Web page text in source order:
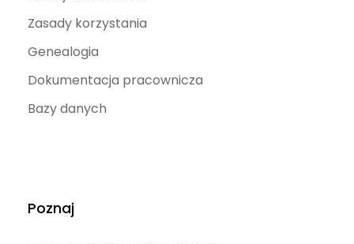
Zasady korzystania
Genealogia
Dokumentacja pracownicza
Bazy danych
Poznaj